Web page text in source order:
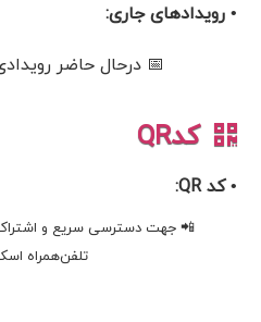
• رویدادهای جاری:
📅 درحال حاضر
کدQR
• کد QR:
📲 جهت دسترسی سریع و
تلفن‌همراه